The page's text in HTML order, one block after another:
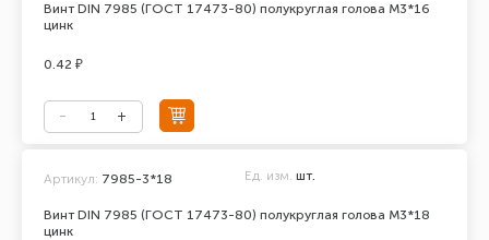
Винт DIN 7985 (ГОСТ 17473-80) полукруглая голова М3*16
цинк
0.42 ₽
Винт DIN 7985 (ГОСТ 17473-80) полукруглая голова М3*18
цинк
Артикул: 7985-3*18 Ед. изм. шт.